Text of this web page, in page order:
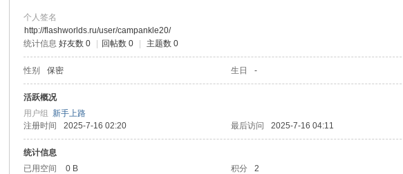
个人签名
http://flashworlds.ru/user/campankle20/
统计信息 好友数 0 回帖数 0 主题数 0
性别 保密 生日 -
活跃概况
用户组新手上路
注册时间
2025-7-16 02:20 最后访问 2025-7-16 04:11
统计信息
已用空间
0 B 积分 2